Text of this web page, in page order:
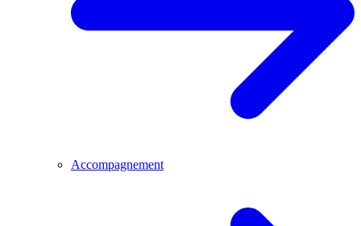
Accompagnement